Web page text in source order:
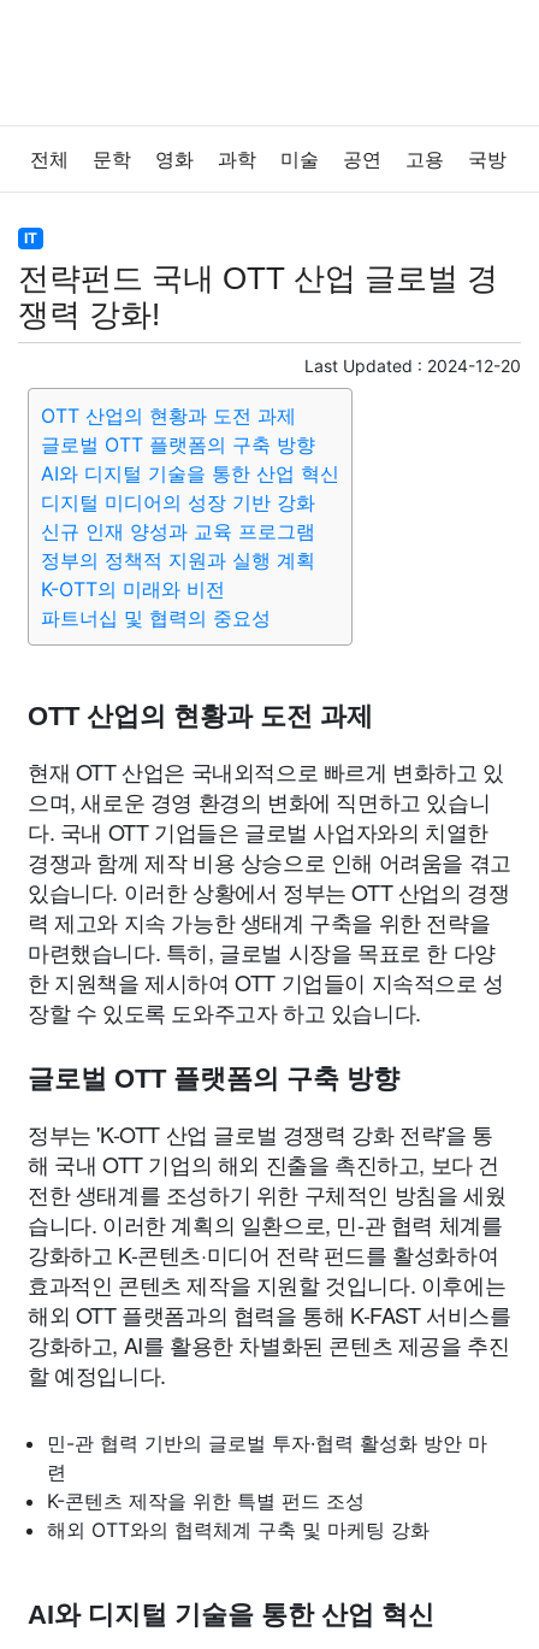
전체 문학 영화 과학 미술 공연 고용 국방
법률
보건 질병 가요 방송 일상 주식 암호화폐
반려동물 패션 미용
증권 인테리어 요리 상품리뷰
게임 스포츠 사진 대출 자동차
맛집 IT 컴퓨터 기술 종교
의료 의학 경제 마케팅
IT
전략펀드 국내 OTT 산업 글로벌 경
쟁력 강화!
Last Updated : 2024-12-20
OTT 산업의 현황과 도전 과제
글로벌 OTT 플랫폼의 구축 방향
AI와 디지털 기술을 통한 산업 혁신
디지털 미디어의 성장 기반 강화
신규 인재 양성과 교육 프로그램
정부의 정책적 지원과 실행 계획
K-OTT의 미래와 비전
파트너십 및 협력의 중요성
OTT 산업의 현황과 도전 과제
현재 OTT 산업은 국내외적으로 빠르게 변화하고 있
으며, 새로운 경영 환경의 변화에 직면하고 있습니
다. 국내 OTT 기업들은 글로벌 사업자와의 치열한
경쟁과 함께 제작 비용 상승으로 인해 어려움을 겪고
있습니다. 이러한 상황에서 정부는 OTT 산업의 경쟁
력 제고와 지속 가능한 생태계 구축을 위한 전략을
마련했습니다. 특히, 글로벌 시장을 목표로 한 다양
한 지원책을 제시하여 OTT 기업들이 지속적으로 성
장할 수 있도록 도와주고자 하고 있습니다.
글로벌 OTT 플랫폼의 구축 방향
정부는 'K-OTT 산업 글로벌 경쟁력 강화 전략'을 통
해 국내 OTT 기업의 해외 진출을 촉진하고, 보다 건
전한 생태계를 조성하기 위한 구체적인 방침을 세웠
습니다. 이러한 계획의 일환으로, 민-관 협력 체계를
강화하고 K-콘텐츠·미디어 전략 펀드를 활성화하여
효과적인 콘텐츠 제작을 지원할 것입니다. 이후에는
해외 OTT 플랫폼과의 협력을 통해 K-FAST 서비스를
강화하고, AI를 활용한 차별화된 콘텐츠 제공을 추진
할 예정입니다.
민-관 협력 기반의 글로벌 투자·협력 활성화 방안 마
련
K-콘텐츠 제작을 위한 특별 펀드 조성
해외 OTT와의 협력체계 구축 및 마케팅 강화
AI와 디지털 기술을 통한 산업 혁신